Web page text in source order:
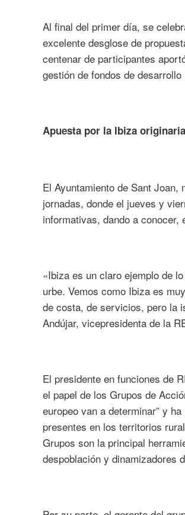
Al final del primer día, se
excelente desglose de
centenar de participantes
gestión de fondos de
Apuesta por la Ibiza originaria
El Ayuntamiento de Sant
jornadas, donde el jueves y
informativas, dando a
«Ibiza es un claro ejemplo de
urbe. Vemos como Ibiza es
de costa, de servicios, pero la
Andújar, vicepresidenta de la
El presidente en funciones de
el papel de los Grupos de
europeo van a determinar” y
presentes en los territorios
Grupos son la principal
despoblación y dinamizadores